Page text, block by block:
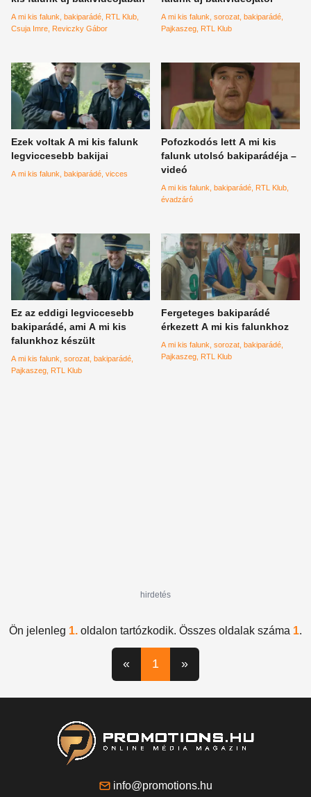
A mi kis falunk bakiparádé RTL Klub
Csuja Imre Reviczky Gábor
A mi kis falunk sorozat bakiparádé
Pajkaszeg RTL Klub
Ezek voltak A mi kis falunk
legviccesebb bakijai
A mi kis falunk bakiparádé vicces
Pofozkodós lett A mi kis
falunk utolsó bakiparádéja –
videó
A mi kis falunk bakiparádé RTL Klub
évadzáró
Ez az eddigi legviccesebb
bakiparádé, ami A mi kis
falunkhoz készült
A mi kis falunk sorozat bakiparádé
Pajkaszeg RTL Klub
Fergeteges bakiparádé
érkezett A mi kis falunkhoz
A mi kis falunk sorozat bakiparádé
Pajkaszeg RTL Klub
hirdetés
Ön jelenleg 1. oldalon tartózkodik. Összes oldalak száma 1.
« 1 »
info@promotions.hu